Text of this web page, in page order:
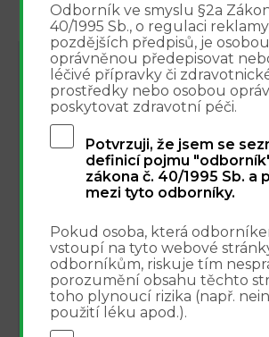
NEJBLIŽŠÍ AKCE
16
Integrovaný přístup k
Online
1
Nová éra injekční
Online
2.10.
2
Workshop Stárnout bez
2.10.2026
Odborník ve smyslu §2a
40/1995 Sb., o regulaci
pozdějších předpisů, je osobou
oprávněnou předepisovat
léčivé přípravky či
prostředky nebo osobou
poskytovat zdravotní péči.
Potvrzuji, že jsem se
definicí pojmu
zákona č. 40/1995 Sb. a
mezi tyto odborníky.
Pokud osoba, která
vstoupí na tyto webové
odborníkům, riskuje tím
porozumění obsahu těchto
toho plynoucí rizika (např.
použití léku apod.).